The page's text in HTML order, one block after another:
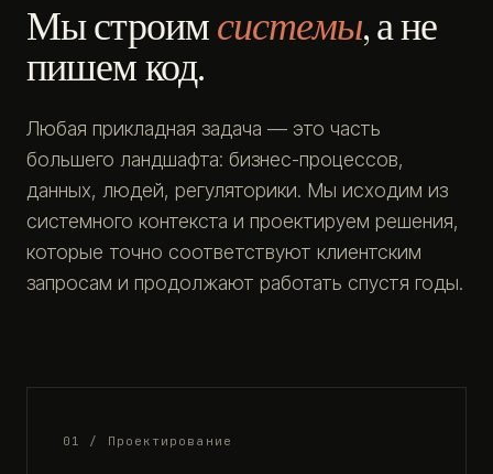
Мы строимсистемы, а не
пишем код.
Любая прикладная задача — это часть
большего ландшафта: бизнес-процессов,
данных, людей, регуляторики. Мы исходим из
системного контекста и проектируем решения,
которые точно соответствуют клиентским
запросам и продолжают работать спустя годы.
01 / Проектирование